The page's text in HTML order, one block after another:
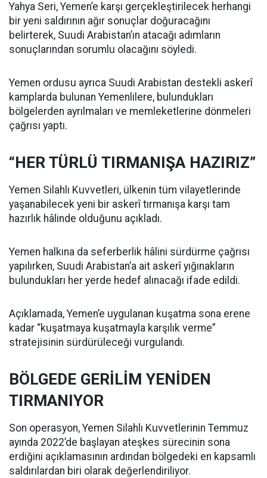
Yahya Seri, Yemen’e karşı gerçekleştirilecek herhangi
bir yeni saldırının ağır sonuçlar doğuracağını
belirterek, Suudi Arabistan’ın atacağı adımların
sonuçlarından sorumlu olacağını söyledi.
Yemen ordusu ayrıca Suudi Arabistan destekli askerî
kamplarda bulunan Yemenlilere, bulundukları
bölgelerden ayrılmaları ve memleketlerine dönmeleri
çağrısı yaptı.
“HER TÜRLÜ TIRMANIŞA HAZIRIZ”
Yemen Silahlı Kuvvetleri, ülkenin tüm vilayetlerinde
yaşanabilecek yeni bir askerî tırmanışa karşı tam
hazırlık hâlinde olduğunu açıkladı.
Yemen halkına da seferberlik hâlini sürdürme çağrısı
yapılırken, Suudi Arabistan’a ait askerî yığınakların
bulundukları her yerde hedef alınacağı ifade edildi.
Açıklamada, Yemen’e uygulanan kuşatma sona erene
kadar “kuşatmaya kuşatmayla karşılık verme”
stratejisinin sürdürüleceği vurgulandı.
BÖLGEDE GERİLİM YENİDEN
TIRMANIYOR
Son operasyon, Yemen Silahlı Kuvvetlerinin Temmuz
ayında 2022’de başlayan ateşkes sürecinin sona
erdiğini açıklamasının ardından bölgedeki en kapsamlı
saldırılardan biri olarak değerlendiriliyor.